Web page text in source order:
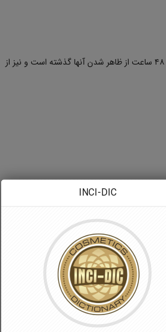
از کلنی های کاندیدا که در محیط سابورو دکستروز آگار رشد کرده اند و ۲۴ الی ۴۸ ساعت از ظاهر شدن آنها گذشته است و نیز از
گذاشته و پس از پوشاندن آن توسط لامل،
INCI-DIC